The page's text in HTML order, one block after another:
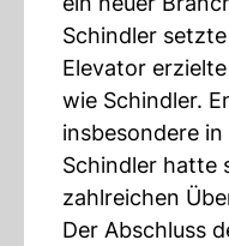
Schindler
Elevator
wie Schindler.
insbesondere
Schindler hatte
zahlreichen
Der Abschluss